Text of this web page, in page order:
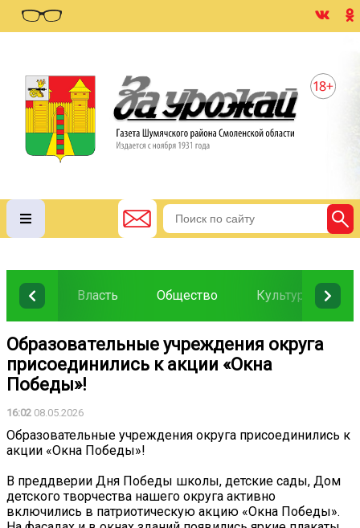
Власть Общество Культура
Образовательные учреждения округа
присоединились к акции «Окна
Победы»!
16:02 08.05.2026
Образовательные учреждения округа присоединились к
акции «Окна Победы»!
В преддверии Дня Победы школы, детские сады, Дом
детского творчества нашего округа активно
включились в патриотическую акцию «Окна Победы».